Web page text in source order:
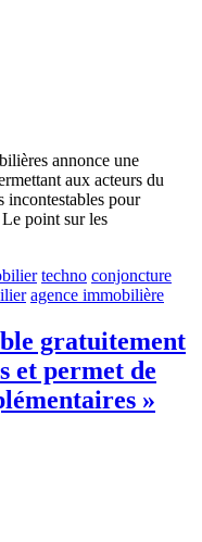
annonce une
aux acteurs du
incontestables pour
point sur les
techno conjoncture
agence immobilière
gratuitement
et permet de
»